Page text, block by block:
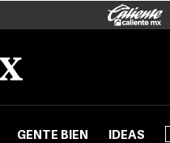
GENTE BIEN IDEAS